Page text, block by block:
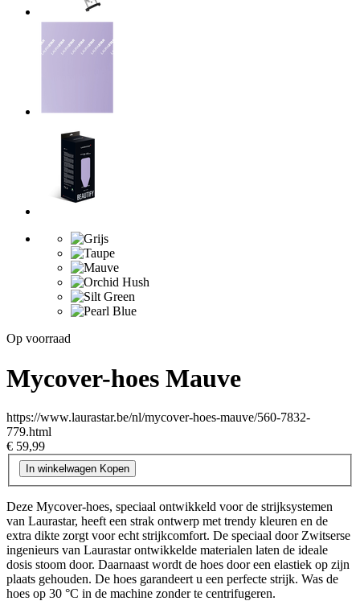
Op voorraad
Mycover-hoes Mauve
https://www.laurastar.be/nl/mycover-hoes-mauve/560-7832-
779.html
€ 59,99
In winkelwagen Kopen
Deze Mycover-hoes, speciaal ontwikkeld voor de strijksystemen
van Laurastar, heeft een strak ontwerp met trendy kleuren en de
extra dikte zorgt voor echt strijkcomfort. De speciaal door Zwitserse
ingenieurs van Laurastar ontwikkelde materialen laten de ideale
dosis stoom door. Daarnaast wordt de hoes door een elastiek op zijn
plaats gehouden. De hoes garandeert u een perfecte strijk. Was de
hoes op 30 °C in de machine zonder te centrifugeren.